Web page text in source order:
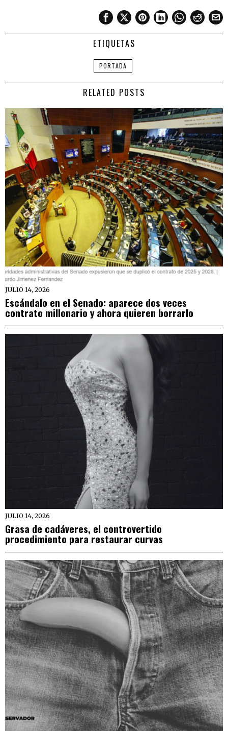
ETIQUETAS
PORTADA
RELATED POSTS
JULIO 14, 2026
Escándalo en el Senado: aparece dos veces
contrato millonario y ahora quieren borrarlo
JULIO 14, 2026
Grasa de cadáveres, el controvertido
procedimiento para restaurar curvas